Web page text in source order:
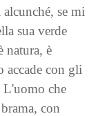
se mi
sua verde
natura, è
accade con gli
L'uomo che
con